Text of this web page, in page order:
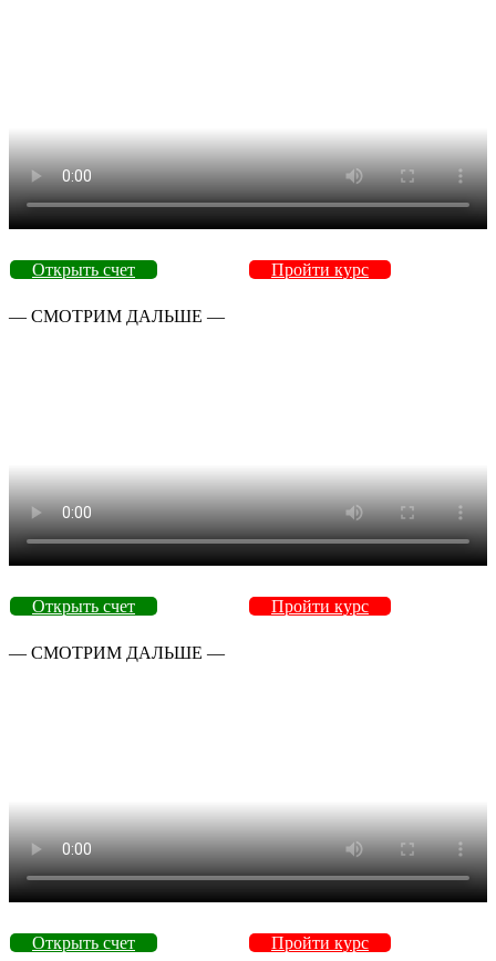
Открыть счет Пройти курс
— СМОТРИМ ДАЛЬШЕ —
Открыть счет Пройти курс
— СМОТРИМ ДАЛЬШЕ —
Открыть счет Пройти курс